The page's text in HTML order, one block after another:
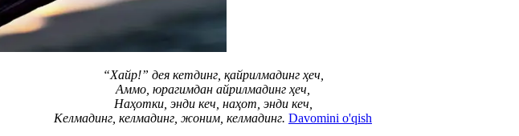
“Хайр!” дея кетдинг, қайрилмадинг ҳеч,
Аммо, юрагимдан айрилмадинг ҳеч,
Наҳотки, энди кеч, наҳот, энди кеч,
Келмадинг, келмадинг, жоним, келмадинг. Davomini o'qish